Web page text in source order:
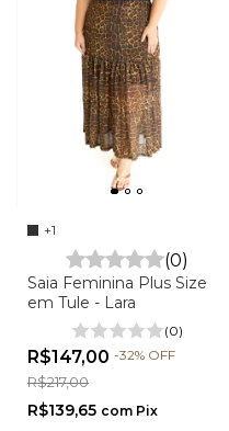
+1
(0)
Saia Feminina Plus Size
em Tule - Lara
(0)
R$147,00 -32% OFF
R$217,00
R$139,65 com Pix